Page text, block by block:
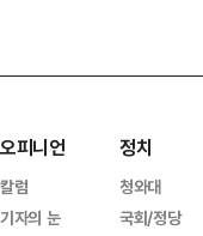
오피니언
칼럼
기자의 눈
정치
청와대
국회/정당